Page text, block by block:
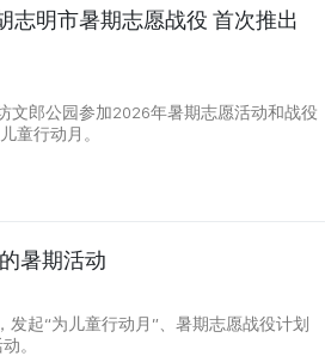
明市暑期志愿战役 首次推出
文郎公园参加2026年暑期志愿活动和战役
童行动月。
暑期活动
起“为儿童行动月”、暑期志愿战役计划
。